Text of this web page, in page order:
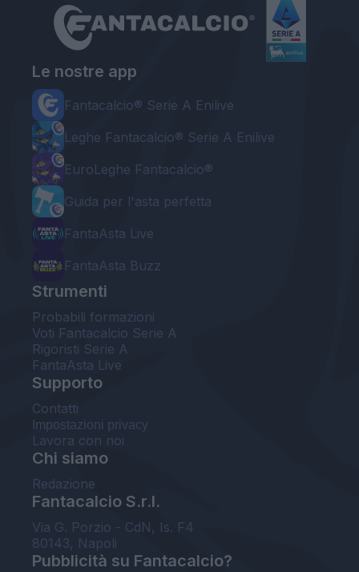
Le nostre app
Fantacalcio® Serie A Enilive
Leghe Fantacalcio® Serie A Enilive
EuroLeghe Fantacalcio®
Guida per l'asta perfetta
FantaAsta Live
FantaAsta Buzz
Strumenti
Probabili formazioni
Voti Fantacalcio Serie A
Rigoristi Serie A
FantaAsta Live
Supporto
Contatti
Impostazioni privacy
Lavora con noi
Chi siamo
Redazione
Fantacalcio S.r.l.
Via G. Porzio - CdN, Is. F4
80143, Napoli
Pubblicità su Fantacalcio?